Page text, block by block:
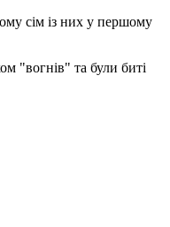
сім із них у першому
"вогнів" та були биті